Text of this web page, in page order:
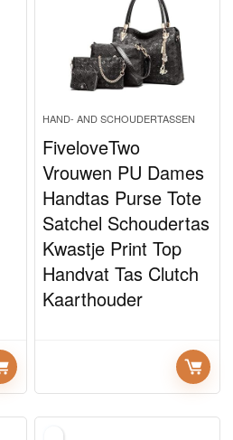
HAND- AND SCHOUDERTASSEN
FiveloveTwo
Vrouwen PU Dames
Handtas Purse Tote
Satchel Schoudertas
Kwastje Print Top
Handvat Tas Clutch
Kaarthouder